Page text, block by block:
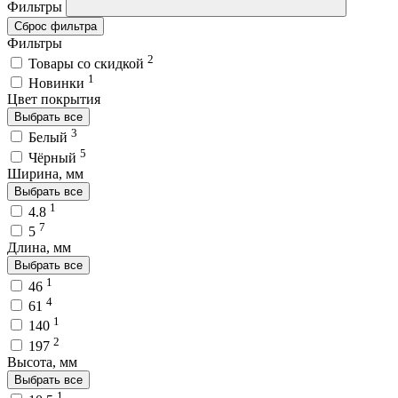
Фильтры
Сброс фильтра
Фильтры
Товары со скидкой 2
Новинки 1
Цвет покрытия
Выбрать все
Белый 3
Чёрный 5
Ширина, мм
Выбрать все
4.8 1
5 7
Длина, мм
Выбрать все
46 1
61 4
140 1
197 2
Высота, мм
Выбрать все